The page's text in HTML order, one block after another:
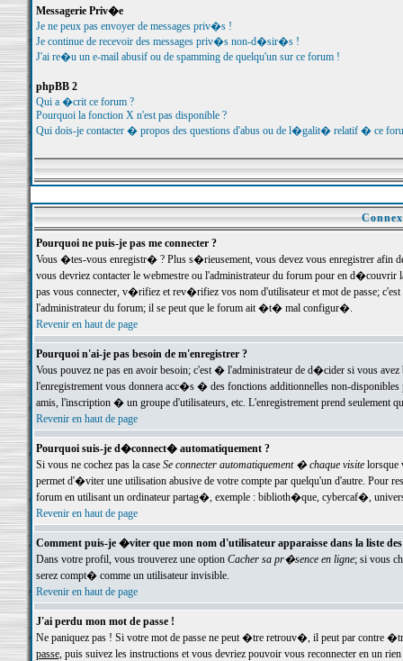
Messagerie Priv�e
Je ne peux pas envoyer de messages priv�s !
Je continue de recevoir des messages priv�s non-d�sir�s !
J'ai re�u un e-mail abusif ou de spamming de quelqu'un sur ce forum !
phpBB 2
Qui a �crit ce forum ?
Pourquoi la fonction X n'est pas disponible ?
Qui dois-je contacter � propos des questions d'abus ou de l�galit� relatif � ce
Pourquoi ne puis-je pas me connecter ?
Vous �tes-vous enregistr� ? Plus s�rieusement, vous devez vous enregistrer
vous devriez contacter le webmestre ou l'administrateur du forum pour en
pas vous connecter, v�rifiez et rev�rifiez vos nom d'utilisateur et mot de passe;
l'administrateur du forum; il se peut que le forum ait �t� mal configur�.
Revenir en haut de page
Pourquoi n'ai-je pas besoin de m'enregistrer ?
Vous pouvez ne pas en avoir besoin; c'est � l'administrateur de d�cider si vous
l'enregistrement vous donnera acc�s � des fonctions additionnelles non-
amis, l'inscription � un groupe d'utilisateurs, etc. L'enregistrement prend seulement
Revenir en haut de page
Pourquoi suis-je d�connect� automatiquement ?
Si vous ne cochez pas la case Se connecter automatiquement � chaque visitelorsque
permet d'�viter une utilisation abusive de votre compte par quelqu'un d'autre. Pour
forum en utilisant un ordinateur partag�, exemple : biblioth�que, cybercaf�,
Revenir en haut de page
Comment puis-je �viter que mon nom d'utilisateur apparaisse dans la liste
Dans votre profil, vous trouverez une option Cacher sa pr�sence en ligne; si vous
serez compt� comme un utilisateur invisible.
Revenir en haut de page
J'ai perdu mon mot de passe !
Ne paniquez pas ! Si votre mot de passe ne peut �tre retrouv�, il peut par contre
passe, puis suivez les instructions et vous devriez pouvoir vous reconnecter en un rien